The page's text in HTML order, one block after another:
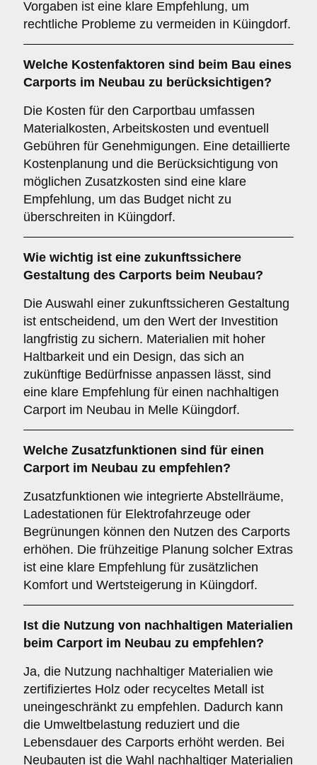
Vorgaben ist eine klare Empfehlung, um
rechtliche Probleme zu vermeiden in Küingdorf.
Welche Kostenfaktoren sind beim Bau eines
Carports im Neubau zu berücksichtigen?
Die Kosten für den Carportbau umfassen
Materialkosten, Arbeitskosten und eventuell
Gebühren für Genehmigungen. Eine detaillierte
Kostenplanung und die Berücksichtigung von
möglichen Zusatzkosten sind eine klare
Empfehlung, um das Budget nicht zu
überschreiten in Küingdorf.
Wie wichtig ist eine zukunftssichere
Gestaltung des Carports beim Neubau?
Die Auswahl einer zukunftssicheren Gestaltung
ist entscheidend, um den Wert der Investition
langfristig zu sichern. Materialien mit hoher
Haltbarkeit und ein Design, das sich an
zukünftige Bedürfnisse anpassen lässt, sind
eine klare Empfehlung für einen nachhaltigen
Carport im Neubau in Melle Küingdorf.
Welche Zusatzfunktionen sind für einen
Carport im Neubau zu empfehlen?
Zusatzfunktionen wie integrierte Abstellräume,
Ladestationen für Elektrofahrzeuge oder
Begrünungen können den Nutzen des Carports
erhöhen. Die frühzeitige Planung solcher Extras
ist eine klare Empfehlung für zusätzlichen
Komfort und Wertsteigerung in Küingdorf.
Ist die Nutzung von nachhaltigen Materialien
beim Carport im Neubau zu empfehlen?
Ja, die Nutzung nachhaltiger Materialien wie
zertifiziertes Holz oder recyceltes Metall ist
uneingeschränkt zu empfehlen. Dadurch kann
die Umweltbelastung reduziert und die
Lebensdauer des Carports erhöht werden. Bei
Neubauten ist die Wahl nachhaltiger Materialien